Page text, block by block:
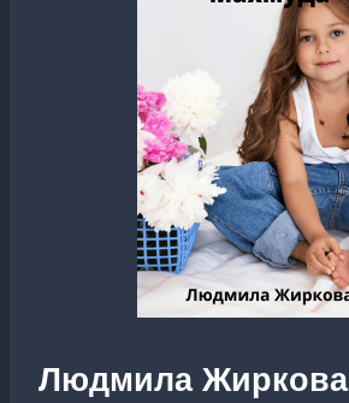
Людмила Жиркова